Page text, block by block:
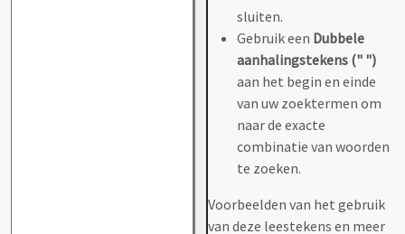
sluiten.
Gebruik een Dubbele
aanhalingstekens (" ")
aan het begin en einde
van uw zoektermen om
naar de exacte
combinatie van woorden
te zoeken.
Voorbeelden van het gebruik
van deze leestekens en meer